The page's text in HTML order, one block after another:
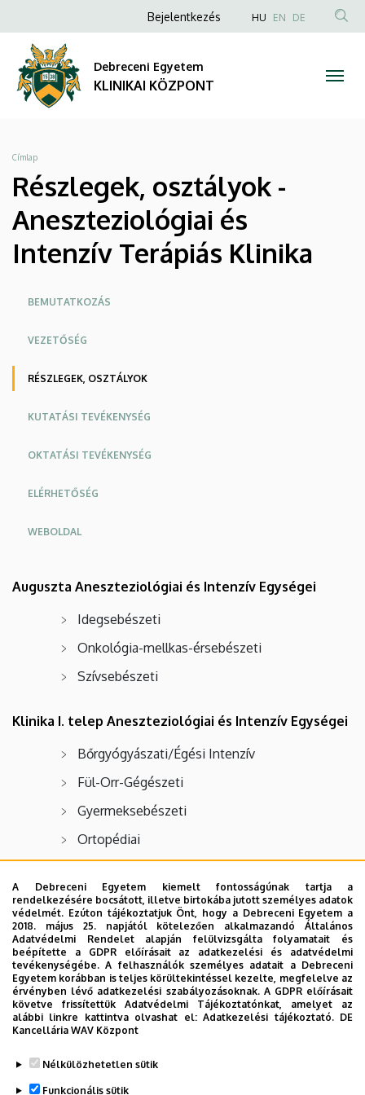
A Debreceni Egyetem kiemelt fontosságúnak tartja a
rendelkezésére bocsátott, illetve birtokába jutott személyes adatok
védelmét. Ezúton tájékoztatjuk Önt, hogy a Debreceni Egyetem a
2018. május 25. napjától kötelezően alkalmazandó Általános
Adatvédelmi Rendelet alapján felülvizsgálta folyamatait és
beépítette a GDPR előírásait az adatkezelési és adatvédelmi
tevékenységébe. A felhasználók személyes adatait a Debreceni
Egyetem korábban is teljes körültekintéssel kezelte, megfelelve az
érvényben lévő adatkezelési szabályozásoknak. A GDPR előírásait
követve frissítettük Adatvédelmi Tájékoztatónkat, amelyet az
alábbi linkre kattintva olvashat el:Adatkezelési tájékoztató. DE
Kancellária WAV Központ
Nélkülözhetetlen sütik
Funkcionális sütik
osztályok
Aneszteziológiai
és
Intenzív
Terápiás
Klinika
KÖZPONT
a
tartalomra
Anonim
fiók
menüje
Bejelentkezés HU EN DE
Debreceni Egyetem
KLINIKAI KÖZPONT
Morzsa
Címlap
Részlegek, osztályok -
Aneszteziológiai és
Intenzív Terápiás Klinika
Oldalmenü
BEMUTATKOZÁS
VEZETŐSÉG
RÉSZLEGEK, OSZTÁLYOK
KUTATÁSI TEVÉKENYSÉG
OKTATÁSI TEVÉKENYSÉG
ELÉRHETŐSÉG
WEBOLDAL
KK
KK
Német
Auguszta Aneszteziológiai és Intenzív Egységei
Idegsebészeti
Onkológia-mellkas-érsebészeti
Szívsebészeti
Klinika I. telep Aneszteziológiai és Intenzív Egységei
Bőrgyógyászati/Égési Intenzív
Fül-Orr-Gégészeti
Gyermeksebészeti
Ortopédiai
Szemklinika
Szülészeti és nőgyógyászati
Tüdőgyógyászati
Urológiai
Legutóbb frissítve: 2022. 01. 13. 11:06